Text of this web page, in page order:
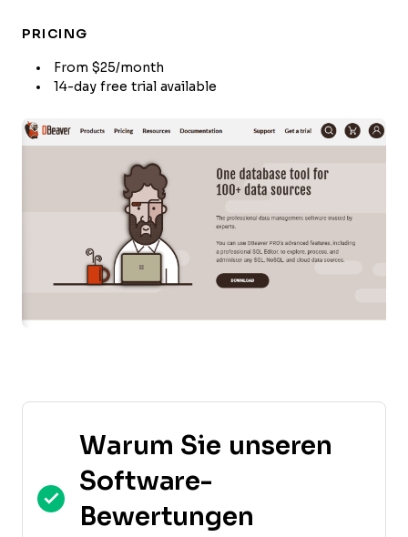
PRICING
From $25/month
14-day free trial available
Warum Sie unseren
Software-
Bewertungen